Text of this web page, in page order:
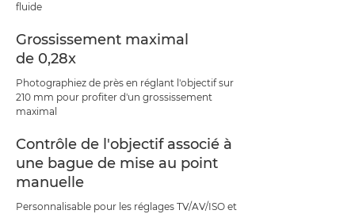
fluide
Grossissement maximal
de 0,28x
Photographiez de près en réglant l'objectif sur
210 mm pour profiter d'un grossissement
maximal
Contrôle de l'objectif associé à
une bague de mise au point
manuelle
Personnalisable pour les réglages TV/AV/ISO et